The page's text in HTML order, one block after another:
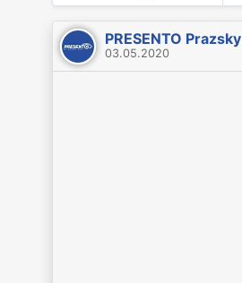
PRESENTO Prazsky
03.05.2020